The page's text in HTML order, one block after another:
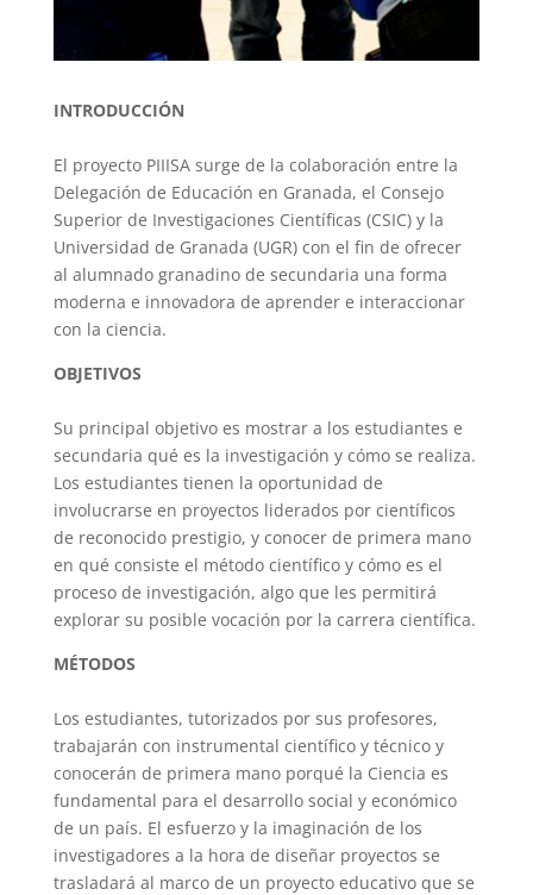
INTRODUCCIÓN
El proyecto PIIISA surge de la colaboración entre la
Delegación de Educación en Granada, el Consejo
Superior de Investigaciones Científicas (CSIC) y la
Universidad de Granada (UGR) con el fin de ofrecer
al alumnado granadino de secundaria una forma
moderna e innovadora de aprender e interaccionar
con la ciencia.
OBJETIVOS
Su principal objetivo es mostrar a los estudiantes e
secundaria qué es la investigación y cómo se realiza.
Los estudiantes tienen la oportunidad de
involucrarse en proyectos liderados por científicos
de reconocido prestigio, y conocer de primera mano
en qué consiste el método científico y cómo es el
proceso de investigación, algo que les permitirá
explorar su posible vocación por la carrera científica.
MÉTODOS
Los estudiantes, tutorizados por sus profesores,
trabajarán con instrumental científico y técnico y
conocerán de primera mano porqué la Ciencia es
fundamental para el desarrollo social y económico
de un país. El esfuerzo y la imaginación de los
investigadores a la hora de diseñar proyectos se
trasladará al marco de un proyecto educativo que se